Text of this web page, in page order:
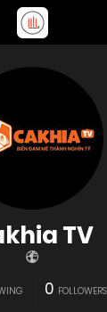
TV
0 FOLLOWERS